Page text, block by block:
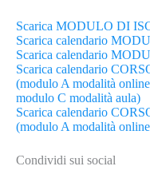
Scarica MODULO DI
Scarica calendario
Scarica calendario
Scarica calendario
(modulo A modalità
modulo C modalità aula)
Scarica calendario
(modulo A modalità
Condividi sui social